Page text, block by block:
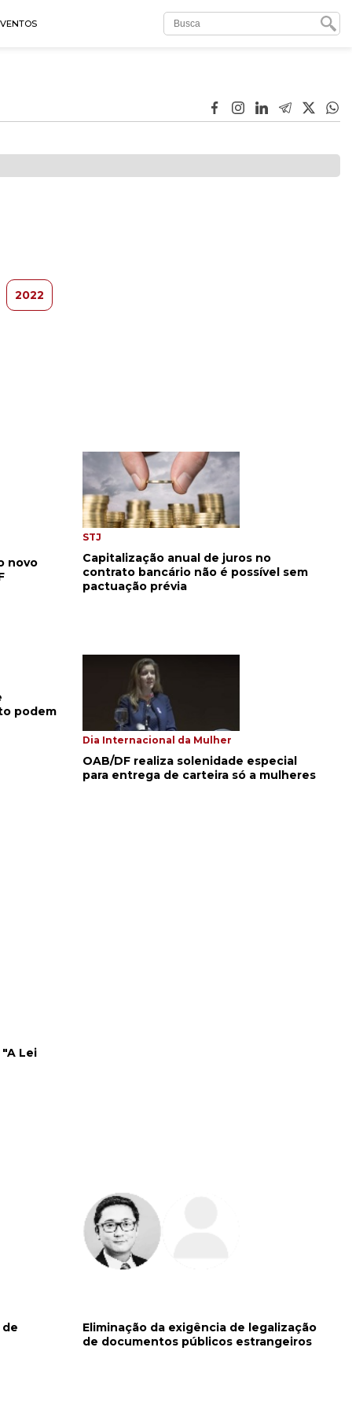
2022
novo
STJ
Capitalização anual de juros no
contrato bancário não é possível sem
pactuação prévia
podem
Dia Internacional da Mulher
OAB/DF realiza solenidade especial
para entrega de carteira só a mulheres
Lei
Eliminação da exigência de legalização
de documentos públicos estrangeiros